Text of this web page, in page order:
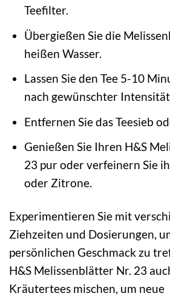
Teefilter.
Übergießen Sie die
heißen Wasser.
Lassen Sie den Tee 5-10
nach gewünschter
Entfernen Sie das Teesieb
Genießen Sie Ihren H&S
23 pur oder verfeinern Sie
oder Zitrone.
Experimentieren Sie mit
Ziehzeiten und Dosierungen,
persönlichen Geschmack zu
H&S Melissenblätter Nr. 23
Kräutertees mischen, um neue